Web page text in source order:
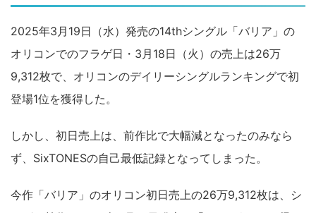
2025年3月19日（水）発売の14thシングル「バリア」の
オリコンでのフラゲ日・3月18日（火）の売上は26万
9,312枚で、オリコンのデイリーシングルランキングで初
登場1位を獲得した。
しかし、初日売上は、前作比で大幅減となったのみなら
ず、SixTONESの自己最低記録となってしまった。
今作「バリア」のオリコン初日売上の26万9,312枚は、シ